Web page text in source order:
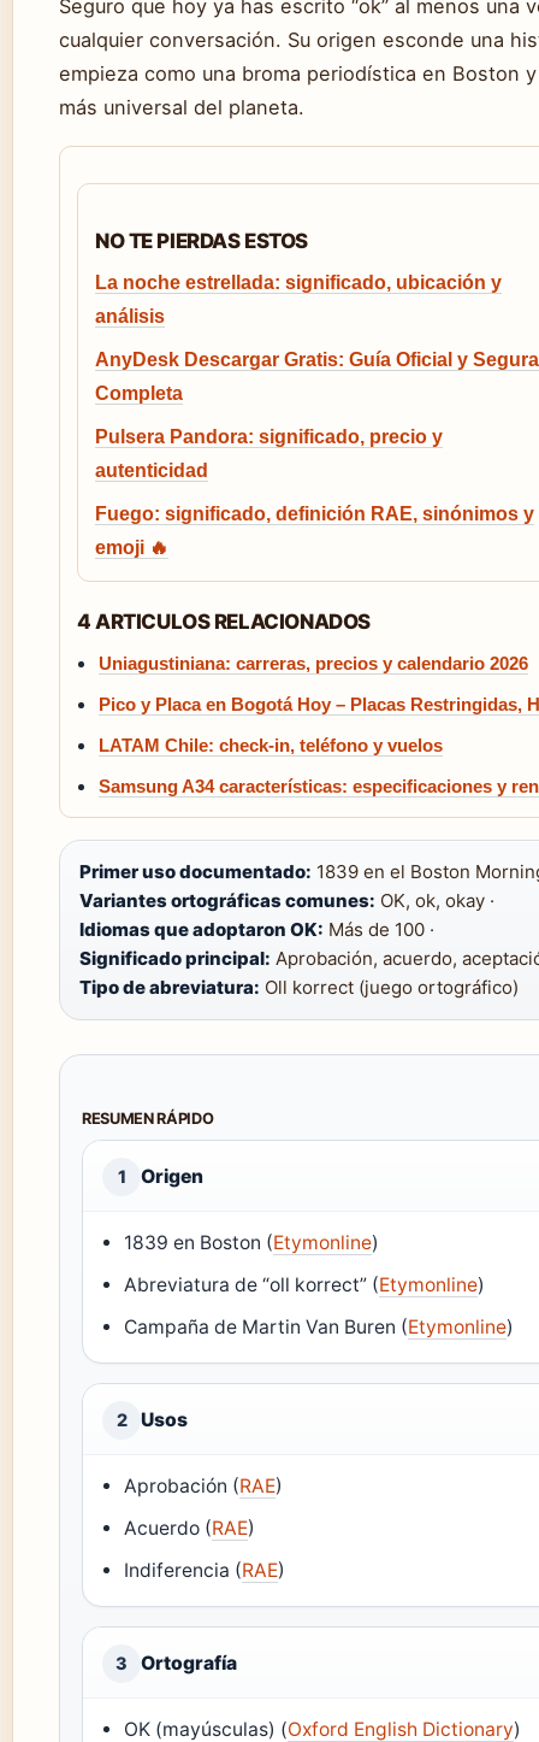
Seguro que hoy ya has escrito “ok” al menos
cualquier conversación. Su origen esconde una
empieza como una broma periodística en
más universal del planeta.
NO TE PIERDAS ESTOS
La noche estrellada: significado, ubicación y
análisis
AnyDesk Descargar Gratis: Guía Oficial y Segura
Completa
Pulsera Pandora: significado, precio y
autenticidad
Fuego: significado, definición RAE, sinónimos y
emoji 🔥
4 ARTICULOS RELACIONADOS
Uniagustiniana: carreras, precios y calendario 2026
Pico y Placa en Bogotá Hoy – Placas Restringidas,
LATAM Chile: check-in, teléfono y vuelos
Samsung A34 características: especificaciones y
Primer uso documentado: 1839 en el Boston
Variantes ortográficas comunes: OK, ok, okay ·
Idiomas que adoptaron OK: Más de 100 ·
Significado principal: Aprobación, acuerdo,
Tipo de abreviatura: Oll korrect (juego ortográfico)
RESUMEN RÁPIDO
1 Origen
1839 en Boston (Etymonline)
Abreviatura de “oll korrect” (Etymonline)
Campaña de Martin Van Buren (Etymonline)
2 Usos
Aprobación (RAE)
Acuerdo (RAE)
Indiferencia (RAE)
3 Ortografía
OK (mayúsculas) (Oxford English Dictionary)